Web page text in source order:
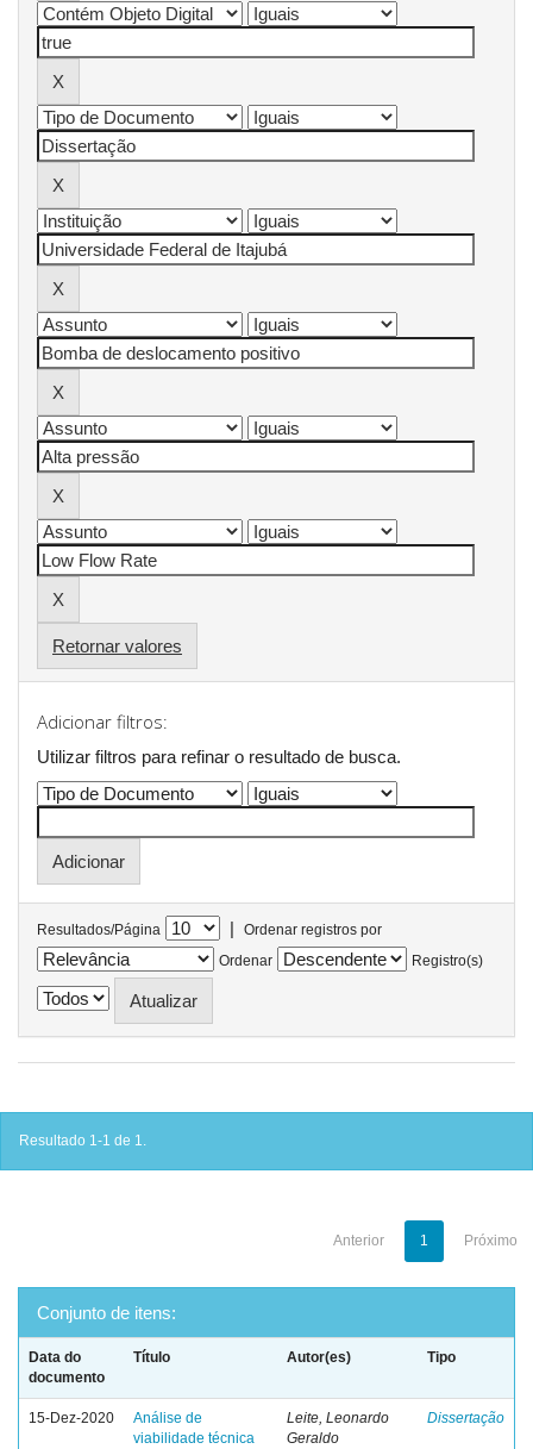
Retornar valores
Adicionar filtros:
Utilizar filtros para refinar o resultado de busca.
Resultados/Página |
Ordenar registros por
Ordenar
Registro(s)
Resultado 1-1 de 1.
Anterior 1 Próximo
Conjunto de itens:
Data do
documento
Título Autor(es) Tipo
15-Dez-2020
Análise de
viabilidade técnica
Leite, Leonardo
Geraldo
Dissertação